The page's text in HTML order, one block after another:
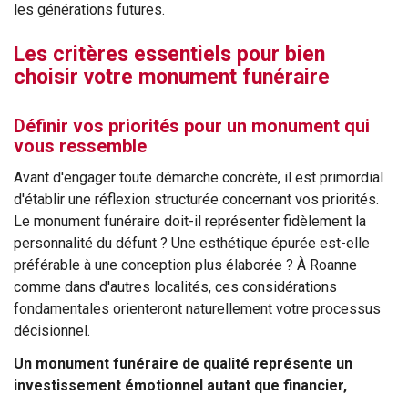
les générations futures.
Les critères essentiels pour bien
choisir votre monument funéraire
Définir vos priorités pour un monument qui
vous ressemble
Avant d'engager toute démarche concrète, il est primordial
d'établir une réflexion structurée concernant vos priorités.
Le monument funéraire doit-il représenter fidèlement la
personnalité du défunt ? Une esthétique épurée est-elle
préférable à une conception plus élaborée ? À Roanne
comme dans d'autres localités, ces considérations
fondamentales orienteront naturellement votre processus
décisionnel.
Un monument funéraire de qualité représente un
investissement émotionnel autant que financier,